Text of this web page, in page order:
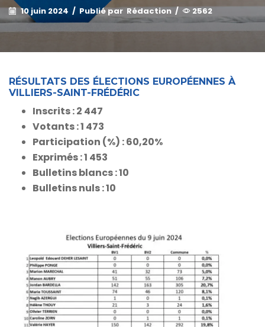
10 juin 2024 / Publié par Rédaction / 2562
RÉSULTATS DES ÉLECTIONS EUROPÉENNES À
VILLIERS-SAINT-FRÉDÉRIC
Inscrits : 2 447
Votants : 1 473
Participation (%) : 60,20%
Exprimés : 1 453
Bulletins blancs : 10
Bulletins nuls : 10